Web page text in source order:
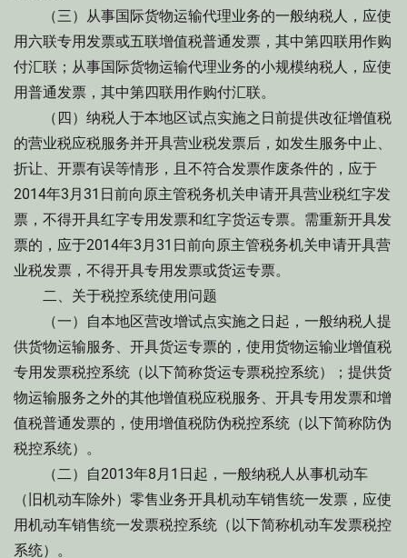
（三）从事国际货物运输代理业务的一般纳税人，应使
用六联专用发票或五联增值税普通发票，其中第四联用作购
付汇联；从事国际货物运输代理业务的小规模纳税人，应使
用普通发票，其中第四联用作购付汇联。
（四）纳税人于本地区试点实施之日前提供改征增值税
的营业税应税服务并开具营业税发票后，如发生服务中止、
折让、开票有误等情形，且不符合发票作废条件的，应于
2014年3月31日前向原主管税务机关申请开具营业税红字发
票，不得开具红字专用发票和红字货运专票。需重新开具发
票的，应于2014年3月31日前向原主管税务机关申请开具营
业税发票，不得开具专用发票或货运专票。
二、关于税控系统使用问题
（一）自本地区营改增试点实施之日起，一般纳税人提
供货物运输服务、开具货运专票的，使用货物运输业增值税
专用发票税控系统（以下简称货运专票税控系统）；提供货
物运输服务之外的其他增值税应税服务、开具专用发票和增
值税普通发票的，使用增值税防伪税控系统（以下简称防伪
税控系统）。
（二）自2013年8月1日起，一般纳税人从事机动车
（旧机动车除外）零售业务开具机动车销售统一发票，应使
用机动车销售统一发票税控系统（以下简称机动车发票税控
系统）。